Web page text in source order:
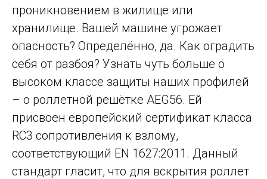
проникновением в жилище или
хранилище. Вашей машине угрожает
опасность? Определённо, да. Как оградить
себя от разбоя? Узнать чуть больше о
высоком классе защиты наших профилей
– о роллетной решётке AEG56. Ей
присвоен европейский сертификат класса
RС3 сопротивления к взлому,
соответствующий EN 1627:2011. Данный
стандарт гласит, что для вскрытия роллет